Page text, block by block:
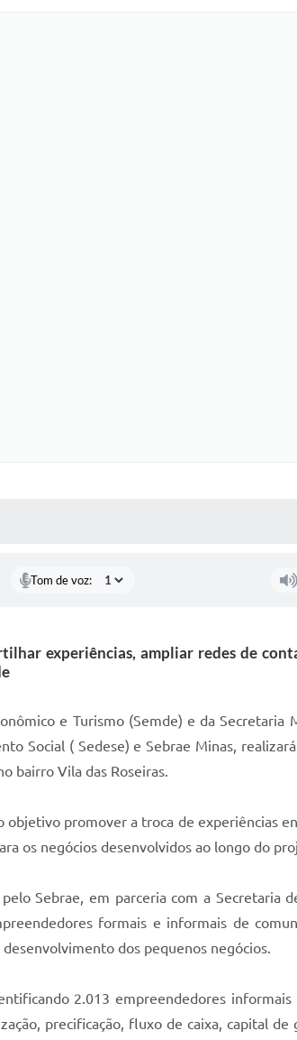
Tom de voz:
experiências, ampliar redes de
e Turismo (Semde) e da Secretaria
Social ( Sedese) e Sebrae Minas,
bairro Vila das Roseiras.
promover a troca de experiências
os negócios desenvolvidos ao longo do
Sebrae, em parceria com a Secretaria
formais e informais de
dos pequenos negócios.
2.013 empreendedores
precificação, fluxo de caixa, capital